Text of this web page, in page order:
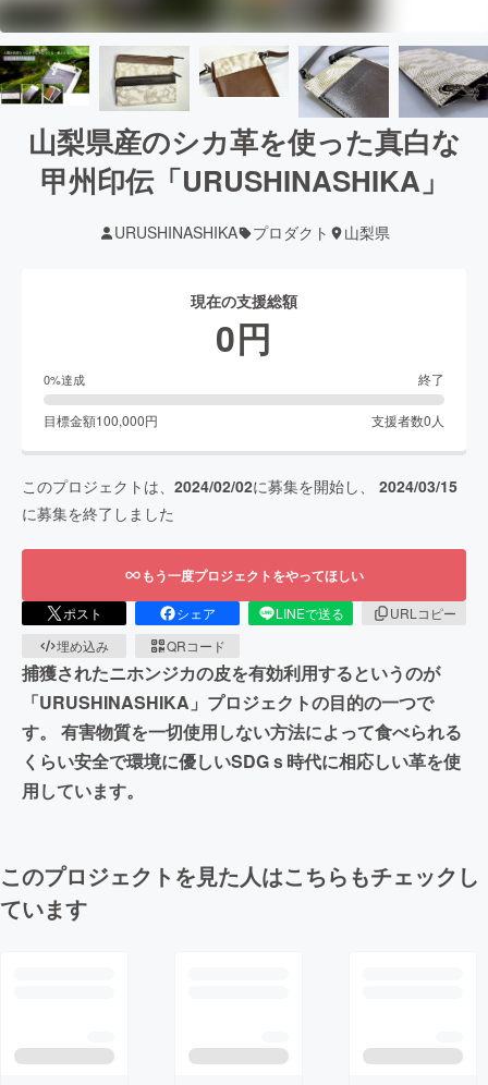
山梨県産のシカ革を使った真白な
甲州印伝「URUSHINASHIKA」
URUSHINASHIKA プロダクト 山梨県
現在の支援総額
0円
0%達成 終了
目標金額100,000円 支援者数0 人
このプロジェクトは、 2024/02/02に募集を開始し、 2024/03/15
に募集を終了しました
もう一度プロジェクトをやってほしい
ポスト シェア LINEで送る
URLコピー
埋め込み
QRコード
捕獲されたニホンジカの皮を有効利用するというのが
「URUSHINASHIKA」プロジェクトの目的の一つで
す。 有害物質を一切使用しない方法によって食べられる
くらい安全で環境に優しいSDGｓ時代に相応しい革を使
用しています。
このプロジェクトを見た人はこちらもチェックし
ています